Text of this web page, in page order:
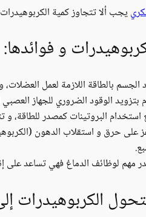
يجب ألا تتجاوز كمية الكربوهيدرات عن 200غ، بينما الحوامل يجب أن يتناولن 175
و فوائدها:
الجسم بالطاقة اللازمة لعمل
بتزويد الوقود الضروري للجهاز العصبي
استخدام البروتينات كمصدر للطاقة، و
على حرق و استقلاب الدهون
مهم لوظائف الدماغ فهي تساعد على
الكربوهيدرات